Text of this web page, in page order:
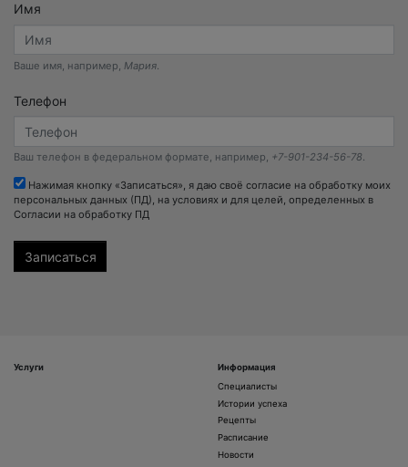
Имя
Ваше имя, например, Мария
Телефон
Ваш телефон в федеральном формате, например, +7-901-234-56-78.
Нажимая кнопку «Записаться», я даю своё согласие на обработку моих
персональных данных (ПД), на условиях и для целей, определенных в
Согласии на обработку ПД
Услуги
Информация
Специалисты
Истории успеха
Рецепты
Расписание
Новости